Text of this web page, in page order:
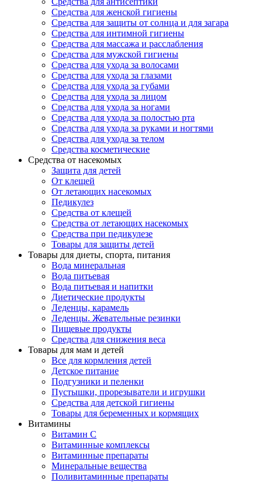
Средства для женской гигиены
Средства для защиты от солнца и для загара
Средства для интимной гигиены
Средства для массажа и расслабления
Средства для мужской гигиены
Средства для ухода за волосами
Средства для ухода за глазами
Средства для ухода за губами
Средства для ухода за лицом
Средства для ухода за ногами
Средства для ухода за полостью рта
Средства для ухода за руками и ногтями
Средства для ухода за телом
Средства косметические
Средства от насекомых
Защита для детей
От клещей
От летающих насекомых
Педикулез
Средства от клещей
Средства от летающих насекомых
Средства при педикулезе
Товары для защиты детей
Товары для диеты, спорта, питания
Вода минеральная
Вода питьевая
Вода питьевая и напитки
Диетические продукты
Леденцы, карамель
Леденцы. Жевательные резинки
Пищевые продукты
Средства для снижения веса
Товары для мам и детей
Все для кормления детей
Детское питание
Подгузники и пеленки
Пустышки, прорезыватели и игрушки
Средства для детской гигиены
Товары для беременных и кормящих
Витамины
Витамин С
Витаминные комплексы
Витаминные препараты
Минеральные вещества
Поливитаминные препараты